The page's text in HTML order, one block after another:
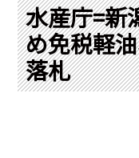
PRA原則
Q & A
会社概要
お問い合わせ
水産庁=新
め免税軽
落札